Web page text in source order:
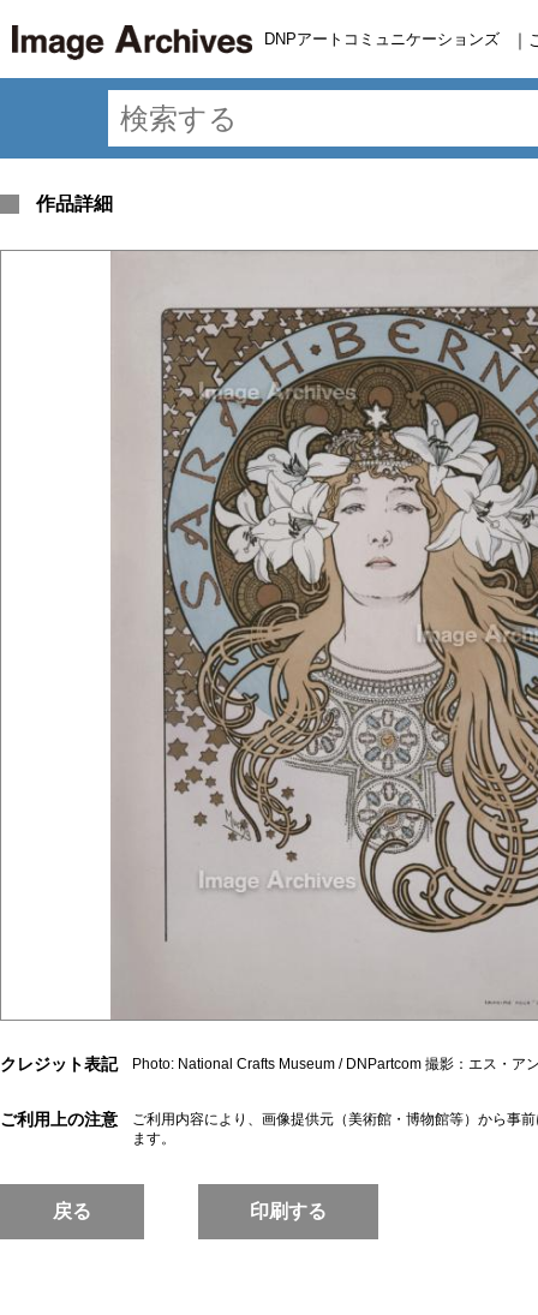
DNPアートコミュニケーションズ ｜
作品詳細
クレジット表記 Photo: National Crafts Museum / DNPartcom 撮影：エス・ア
ご利用上の注意
ご利用内容により、画像提供元（美術館・博物館等）から事
ます。
戻る 印刷する